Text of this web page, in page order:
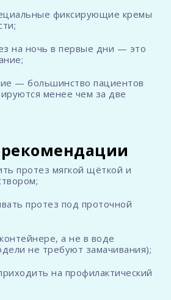
фиксирующие кремы
на ночь в первые дни — это
— большинство пациентов
менее чем за две
протез мягкой щёткой и
протез под проточной
а не в воде
не требуют замачивания);
на профилактический